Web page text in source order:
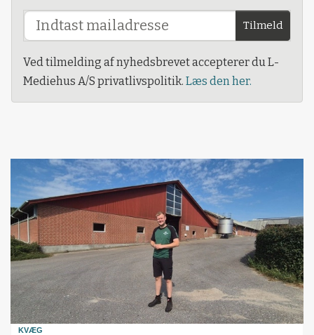
Tilmeld
Ved tilmelding af nyhedsbrevet accepterer du L-
Mediehus A/S privatlivspolitik. Læs den her.
KVÆG